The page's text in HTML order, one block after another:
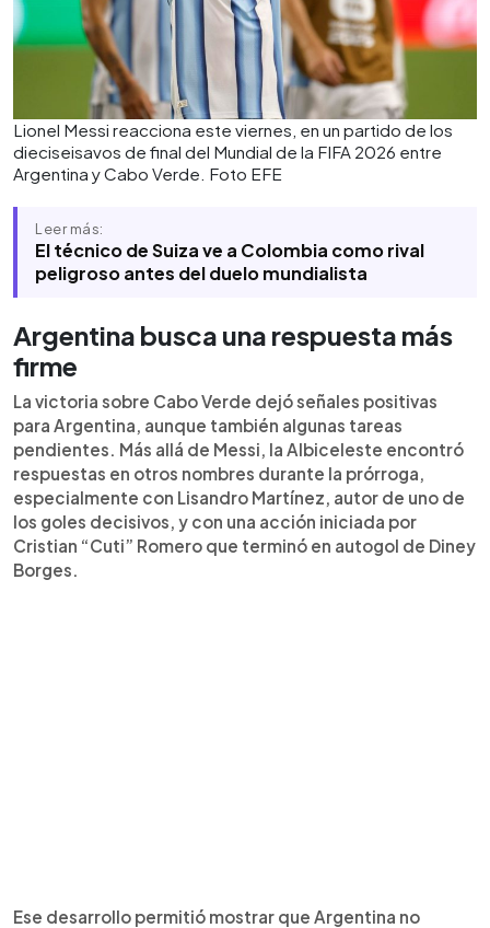
Lionel Messi reacciona este viernes, en un partido de los
dieciseisavos de final del Mundial de la FIFA 2026 entre
Argentina y Cabo Verde. Foto EFE
Leer más:
El técnico de Suiza ve a Colombia como rival
peligroso antes del duelo mundialista
Argentina busca una respuesta más
firme
La victoria sobre Cabo Verde dejó señales positivas
para Argentina, aunque también algunas tareas
pendientes. Más allá de Messi, la Albiceleste encontró
respuestas en otros nombres durante la prórroga,
especialmente con Lisandro Martínez, autor de uno de
los goles decisivos, y con una acción iniciada por
Cristian “Cuti” Romero que terminó en autogol de Diney
Borges.
Ese desarrollo permitió mostrar que Argentina no